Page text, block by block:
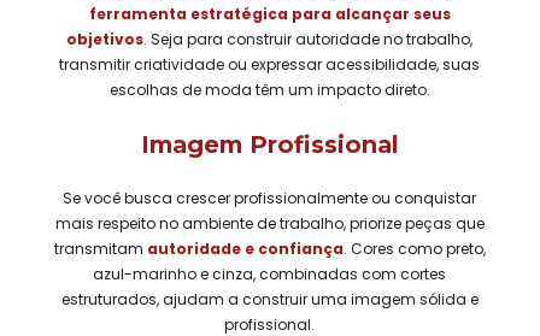
ferramenta estratégica para alcançar seus
objetivos. Seja para construir autoridade no trabalho,
transmitir criatividade ou expressar acessibilidade, suas
escolhas de moda têm um impacto direto.
Imagem Profissional
Se você busca crescer profissionalmente ou conquistar
mais respeito no ambiente de trabalho, priorize peças que
transmitam autoridade e confiança. Cores como preto,
azul-marinho e cinza, combinadas com cortes
estruturados, ajudam a construir uma imagem sólida e
profissional.